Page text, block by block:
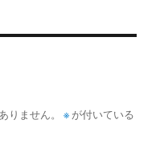
りません。 ※ が付いている